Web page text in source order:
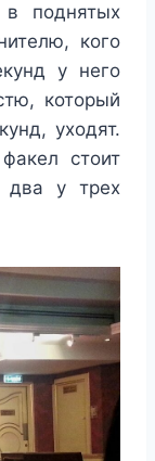
поднятых
кого
у него
который
уходят.
стоит
два у трех